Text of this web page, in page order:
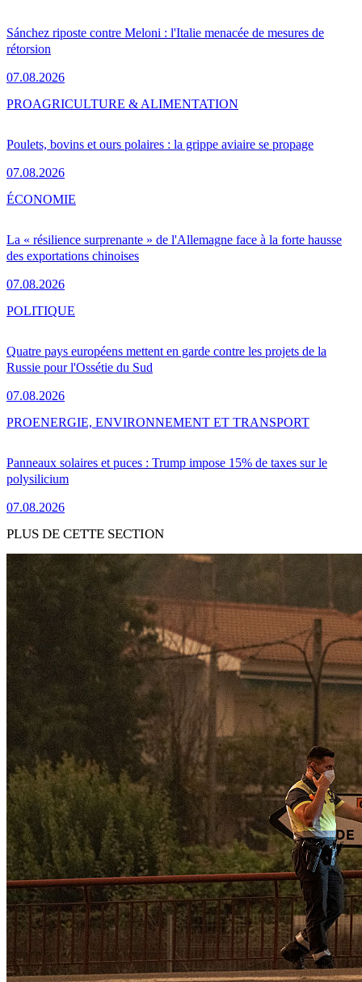
Sánchez riposte contre Meloni : l'Italie menacée de mesures de
rétorsion
07.08.2026
Poulets, bovins et ours polaires : la grippe aviaire se propage
07.08.2026
PROAGRICULTURE & ALIMENTATION
La « résilience surprenante » de l'Allemagne face à la forte hausse
des exportations chinoises
07.08.2026
ÉCONOMIE
Quatre pays européens mettent en garde contre les projets de la
Russie pour l'Ossétie du Sud
07.08.2026
POLITIQUE
Panneaux solaires et puces : Trump impose 15% de taxes sur le
polysilicium
07.08.2026
PROENERGIE, ENVIRONNEMENT ET TRANSPORT
PLUS DE CETTE SECTION